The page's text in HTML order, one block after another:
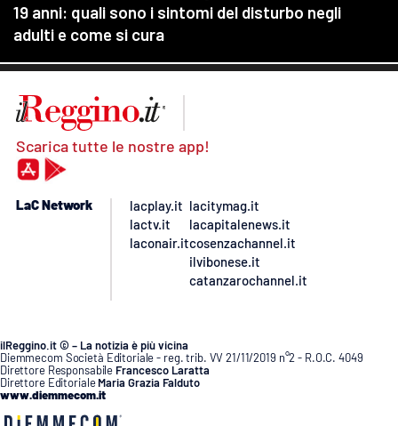
Scarica tutte le nostre app!
LaC Network
lacplay.it
lactv.it
laconair.it
lacitymag.it
lacapitalenews.it
cosenzachannel.it
ilvibonese.it
catanzarochannel.it
ilReggino.it © – La notizia è più vicina
Diemmecom Società Editoriale - reg. trib. VV 21/11/2019 n°2 - R.O.C. 4049
Direttore Responsabile Francesco Laratta
Direttore Editoriale Maria Grazia Falduto
www.diemmecom.it